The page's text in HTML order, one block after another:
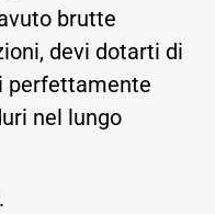
brutte
devi dotarti di
perfettamente
nel lungo